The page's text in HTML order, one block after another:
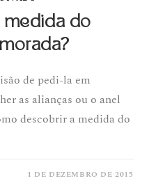
do
de pedi-la em
as alianças ou o anel
descobrir a medida do
1 DE DEZEMBRO DE 2015